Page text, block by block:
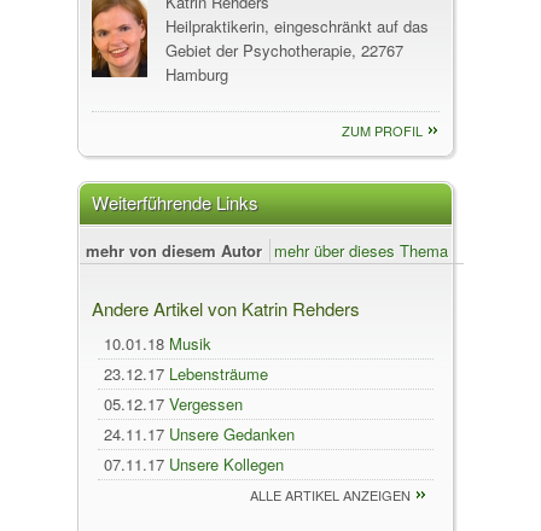
Heilpraktikerin, eingeschränkt auf das
Gebiet der Psychotherapie, 22767
Hamburg
ZUM PROFIL
Weiterführende Links
mehr von diesem Autor mehr über dieses Thema
Andere Artikel von Katrin Rehders
10.01.18 Musik
23.12.17 Lebensträume
05.12.17 Vergessen
24.11.17 Unsere Gedanken
07.11.17 Unsere Kollegen
ALLE ARTIKEL ANZEIGEN